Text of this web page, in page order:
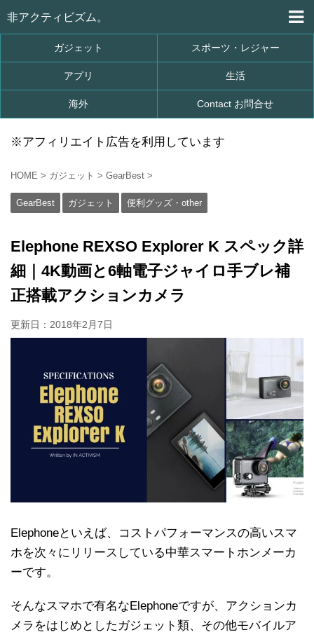
非アクティビズム。
ガジェット スポーツ・レジャー
アプリ 生活
海外 Contact お問合せ
※アフィリエイト広告を利用しています
HOME > ガジェット > GearBest >
GearBest ガジェット 便利グッズ・other
Elephone REXSO Explorer K スペック詳
細｜4K動画と6軸電子ジャイロ手ブレ補
正搭載アクションカメラ
更新日： 2018年2月7日
Elephoneといえば、コストパフォーマンスの高いスマ
ホを次々にリリースしている中華スマートホンメーカ
ーです。
そんなスマホで有名なElephoneですが、アクションカ
メラをはじめとしたガジェット類、その他モバイルア